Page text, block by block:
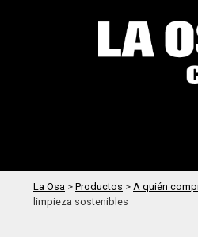
La Osa > Productos > A quién
limpieza sostenibles